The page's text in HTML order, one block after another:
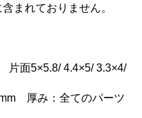
まれておりません。
片面5×5.8/ 4.4×5/ 3.3×4/
厚み：全てのパーツ